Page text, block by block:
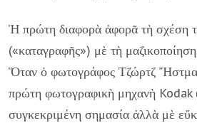
Ἡ πρώτη διαφορὰ ἀφορᾶ τὴ σχέση
(«καταγραφῆς») μὲ τὴ
Ὅταν ὁ φωτογράφος Τζώρτζ
πρώτη φωτογραφικὴ μηχανὴ
συγκεκριμένη σημασία ἀλλὰ μὲ